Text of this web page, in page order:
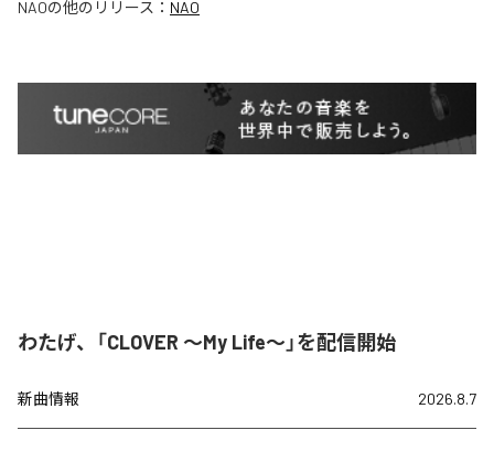
NAOの他のリリース： NAO
わたげ、「CLOVER ～My Life～」を配信開始
新曲情報 2026.8.7